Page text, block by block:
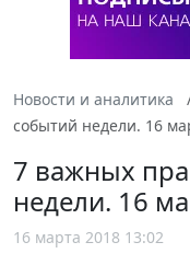
Новости и аналитика
событий недели. 16
7 важных
недели. 16
16 марта 2018 13:02